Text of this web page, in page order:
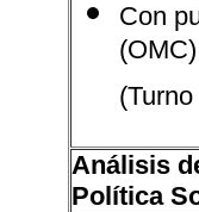
Con
Análisis
Política